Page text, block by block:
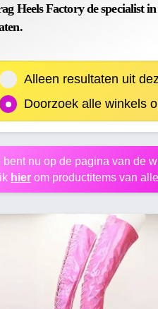
Heels Factory de specialist
Alleen resultaten uit
Doorzoek alle winkels
bent nu op de pagina van de
hier om productitems van